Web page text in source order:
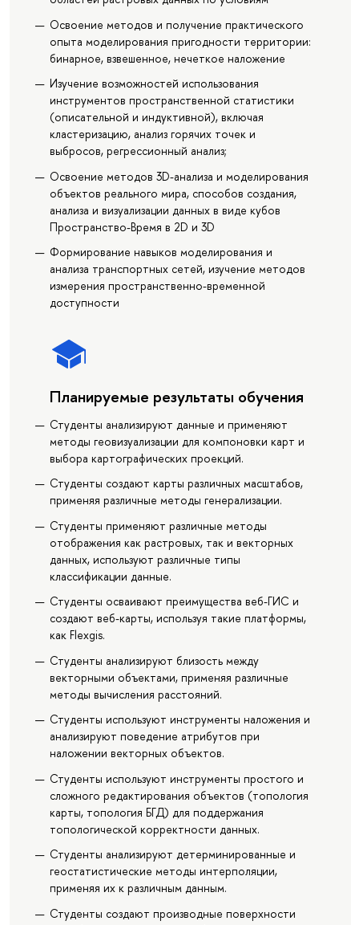
Освоение методов и получение практического
опыта моделирования пригодности территории:
бинарное, взвешенное, нечеткое наложение
Изучение возможностей использования
инструментов пространственной статистики
(описательной и индуктивной), включая
кластеризацию, анализ горячих точек и
выбросов, регрессионный анализ;
Освоение методов 3D-анализа и моделирования
объектов реального мира, способов создания,
анализа и визуализации данных в виде кубов
Пространство-Время в 2D и 3D
Формирование навыков моделирования и
анализа транспортных сетей, изучение методов
измерения пространственно-временной
доступности
Планируемые результаты обучения
Студенты анализируют данные и применяют
методы геовизуализации для компоновки карт и
выбора картографических проекций.
Студенты создают карты различных масштабов,
применяя различные методы генерализации.
Студенты применяют различные методы
отображения как растровых, так и векторных
данных, используют различные типы
классификации данные.
Студенты осваивают преимущества веб-ГИС и
создают веб-карты, используя такие платформы,
как Flexgis.
Студенты анализируют близость между
векторными объектами, применяя различные
методы вычисления расстояний.
Студенты используют инструменты наложения и
анализируют поведение атрибутов при
наложении векторных объектов.
Студенты используют инструменты простого и
сложного редактирования объектов (топология
карты, топология БГД) для поддержания
топологической корректности данных.
Студенты анализируют детерминированные и
геостатистические методы интерполяции,
применяя их к различным данным.
Студенты создают производные поверхности